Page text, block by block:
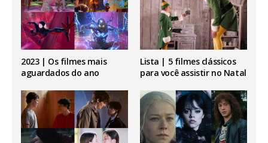
2023 | Os filmes mais
aguardados do ano
Lista | 5 filmes clássicos
para você assistir no Natal